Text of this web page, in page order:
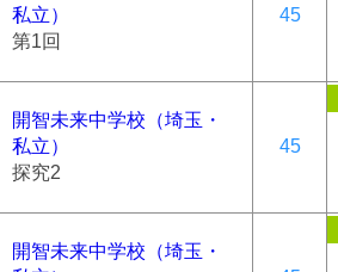
私立）
第1回
45
開智未来中学校（埼玉・
私立）
探究2
45
開智未来中学校（埼玉・